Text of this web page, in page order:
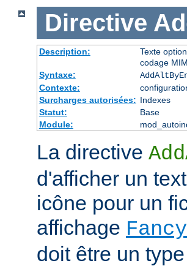
Directive
Description:
Texte
codage
Syntaxe:
Contexte:
Surcharges autorisées: Indexes
Statut:
Base
Module:
La directive
d'afficher un
icône pour un
affichage
doit être un